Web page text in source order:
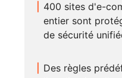
400 sites d'e-
entier sont
de sécurité
Des règles